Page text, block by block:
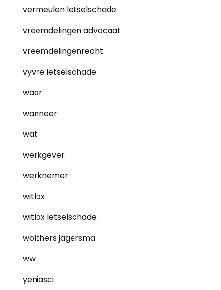
vermeulen letselschade
vreemdelingen advocaat
vreemdelingenrecht
vyvre letselschade
waar
wanneer
wat
werkgever
werknemer
witlox
witlox letselschade
wolthers jagersma
ww
yeniasci